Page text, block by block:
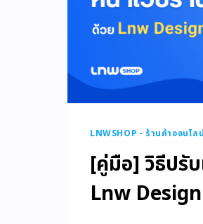
LNWSHOP - ร้านค้าออนไล
[คู่มือ] วิธีปรั
Lnw